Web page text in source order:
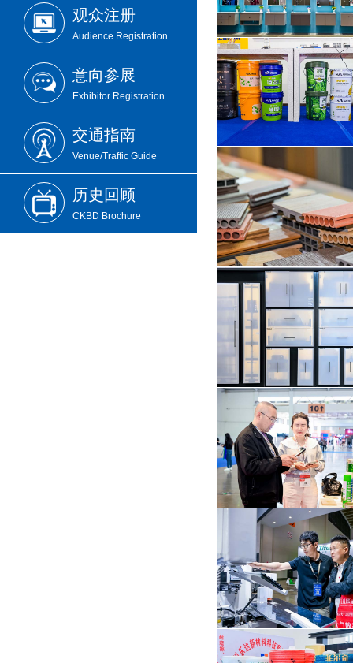
观众注册
Audience Registration
意向参展
Exhibitor Registration
交通指南
Venue/Traffic Guide
历史回顾
CKBD Brochure